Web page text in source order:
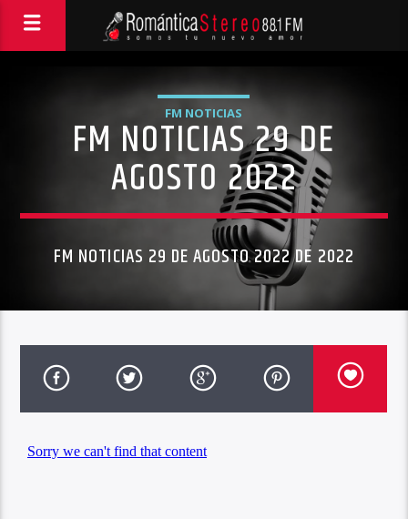
FM NOTICIAS
FM NOTICIAS 29 DE
AGOSTO 2022
FM NOTICIAS 29 DE AGOSTO 2022 DE 2022